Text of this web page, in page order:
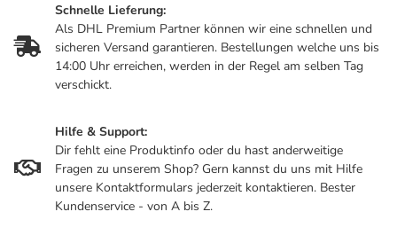
Schnelle Lieferung:
Als DHL Premium Partner können wir eine schnellen und
sicheren Versand garantieren. Bestellungen welche uns bis
14:00 Uhr erreichen, werden in der Regel am selben Tag
verschickt.
Hilfe & Support:
Dir fehlt eine Produktinfo oder du hast anderweitige
Fragen zu unserem Shop? Gern kannst du uns mit Hilfe
unsere Kontaktformulars jederzeit kontaktieren. Bester
Kundenservice - von A bis Z.